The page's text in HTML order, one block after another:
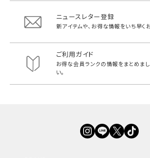
ニュースレター登録
新アイテムや、お得な情報をいち早く
ご利用ガイド
お得な会員ランクの情報をまとめまし
い。